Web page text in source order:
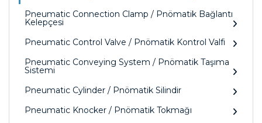
Pneumatic Connection Clamp / Pnömatik Bağlantı
Kelepçesi
Pneumatic Control Valve / Pnömatik Kontrol Valfi
Pneumatic Conveying System / Pnömatik Taşıma
Sistemi
Pneumatic Cylinder / Pnömatik Silindir
Pneumatic Knocker / Pnömatik Tokmağı